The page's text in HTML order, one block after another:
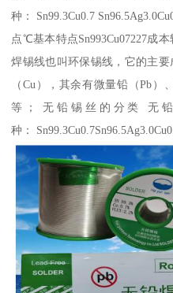
种： Sn99.3Cu0.7
点℃基本特点Sn993Cu07227成
焊锡线也叫环保锡线，它的主
（Cu），其余有微量铅（Pb）
等； 无铅锡丝的分类 无
种：